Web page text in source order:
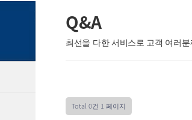
Q&A
최선을 다한 서비스로 고객 여러
Total 0건 1 페이지